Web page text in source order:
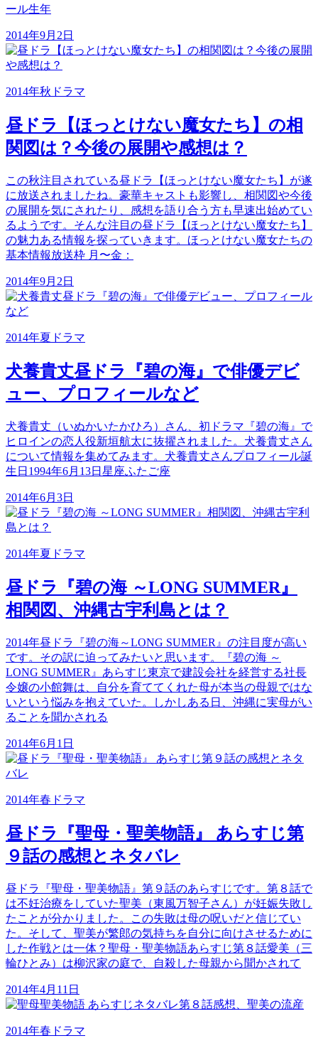
ール生年
2014年9月2日
2014年秋ドラマ
昼ドラ【ほっとけない魔女たち】の相
関図は？今後の展開や感想は？
この秋注目されている昼ドラ【ほっとけない魔女たち】が遂
に放送されましたね。豪華キャストも影響し、相関図や今後
の展開を気にされたり、感想を語り合う方も早速出始めてい
るようです。そんな注目の昼ドラ【ほっとけない魔女たち】
の魅力ある情報を探っていきます。ほっとけない魔女たちの
基本情報放送枠 月〜金：
2014年9月2日
2014年夏ドラマ
犬養貴丈昼ドラ『碧の海』で俳優デビ
ュー、プロフィールなど
犬養貴丈（いぬかいたかひろ）さん、初ドラマ『碧の海』で
ヒロインの恋人役新垣航太に抜擢されました。犬養貴丈さん
について情報を集めてみます。犬養貴丈さんプロフィール誕
生日1994年6月13日星座ふたご座
2014年6月3日
2014年夏ドラマ
昼ドラ『碧の海 ～LONG SUMMER』
相関図、沖縄古宇利島とは？
2014年昼ドラ『碧の海～LONG SUMMER』の注目度が高い
です。その訳に迫ってみたいと思います。『碧の海 ～
LONG SUMMER』あらすじ東京で建設会社を経営する社長
令嬢の小館舞は、自分を育ててくれた母が本当の母親ではな
いという悩みを抱えていた。しかしある日、沖縄に実母がい
ることを聞かされる
2014年6月1日
2014年春ドラマ
昼ドラ『聖母・聖美物語』 あらすじ第
９話の感想とネタバレ
昼ドラ『聖母・聖美物語』第９話のあらすじです。第８話で
は不妊治療をしていた聖美（東風万智子さん）が妊娠失敗し
たことが分かりました。この失敗は母の呪いだと信じてい
た。そして、聖美が繁郎の気持ちを自分に向けさせるために
した作戦とは一体？聖母・聖美物語あらすじ第８話愛美（三
輪ひとみ）は柳沢家の庭で、自殺した母親から聞かされて
2014年4月11日
2014年春ドラマ